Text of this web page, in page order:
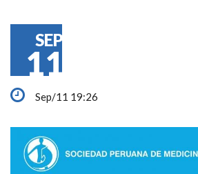
SEP
11
Sep/11 19:26